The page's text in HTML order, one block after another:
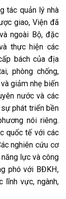
tác quản lý nhà
giao, Viện đã
ngoài Bộ, đặc
thực hiện các
bách của địa
phòng chống,
giảm nhẹ biến
nước và các
phát triển bền
nói riêng.
quốc tế với các
nghiên cứu cơ
lực và công
phó với BĐKH,
lĩnh vực, ngành,